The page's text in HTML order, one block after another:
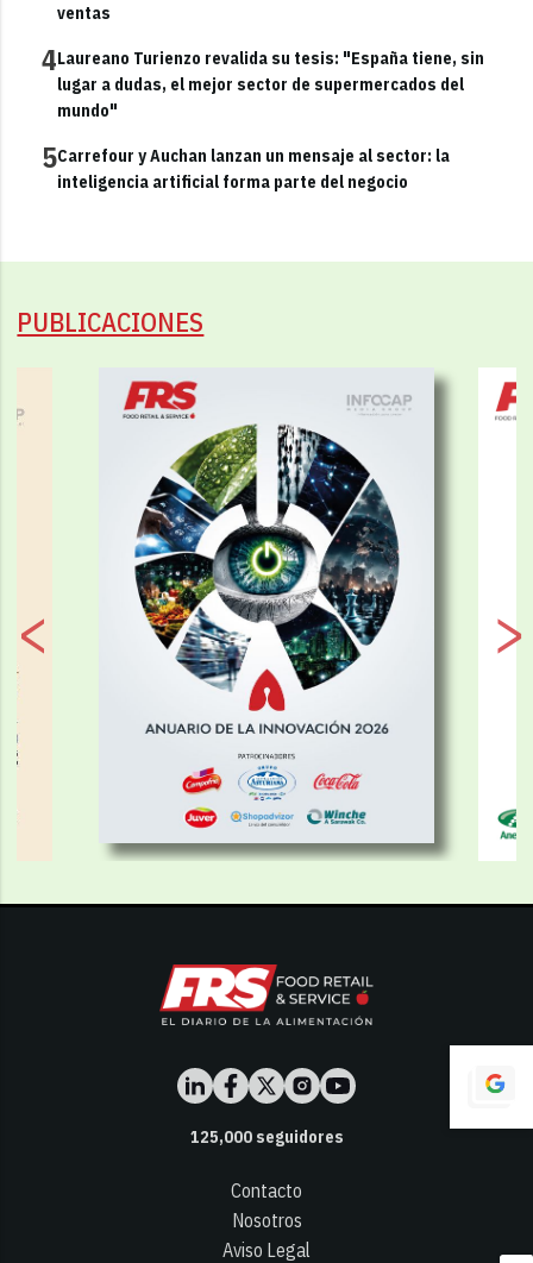
ventas
4Laureano Turienzo revalida su tesis: "España tiene, sin
lugar a dudas, el mejor sector de supermercados del
mundo"
5Carrefour y Auchan lanzan un mensaje al sector: la
inteligencia artificial forma parte del negocio
PUBLICACIONES
125,000seguidores
Contacto
Nosotros
Aviso Legal